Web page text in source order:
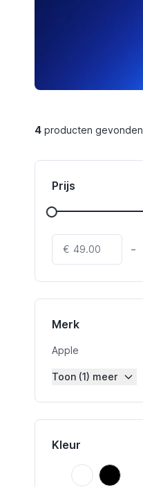
4producten gevonden
Prijs
€ -
Merk
Apple
Toon (1) meer
Kleur
Wit
Wit Zwart
Zwart